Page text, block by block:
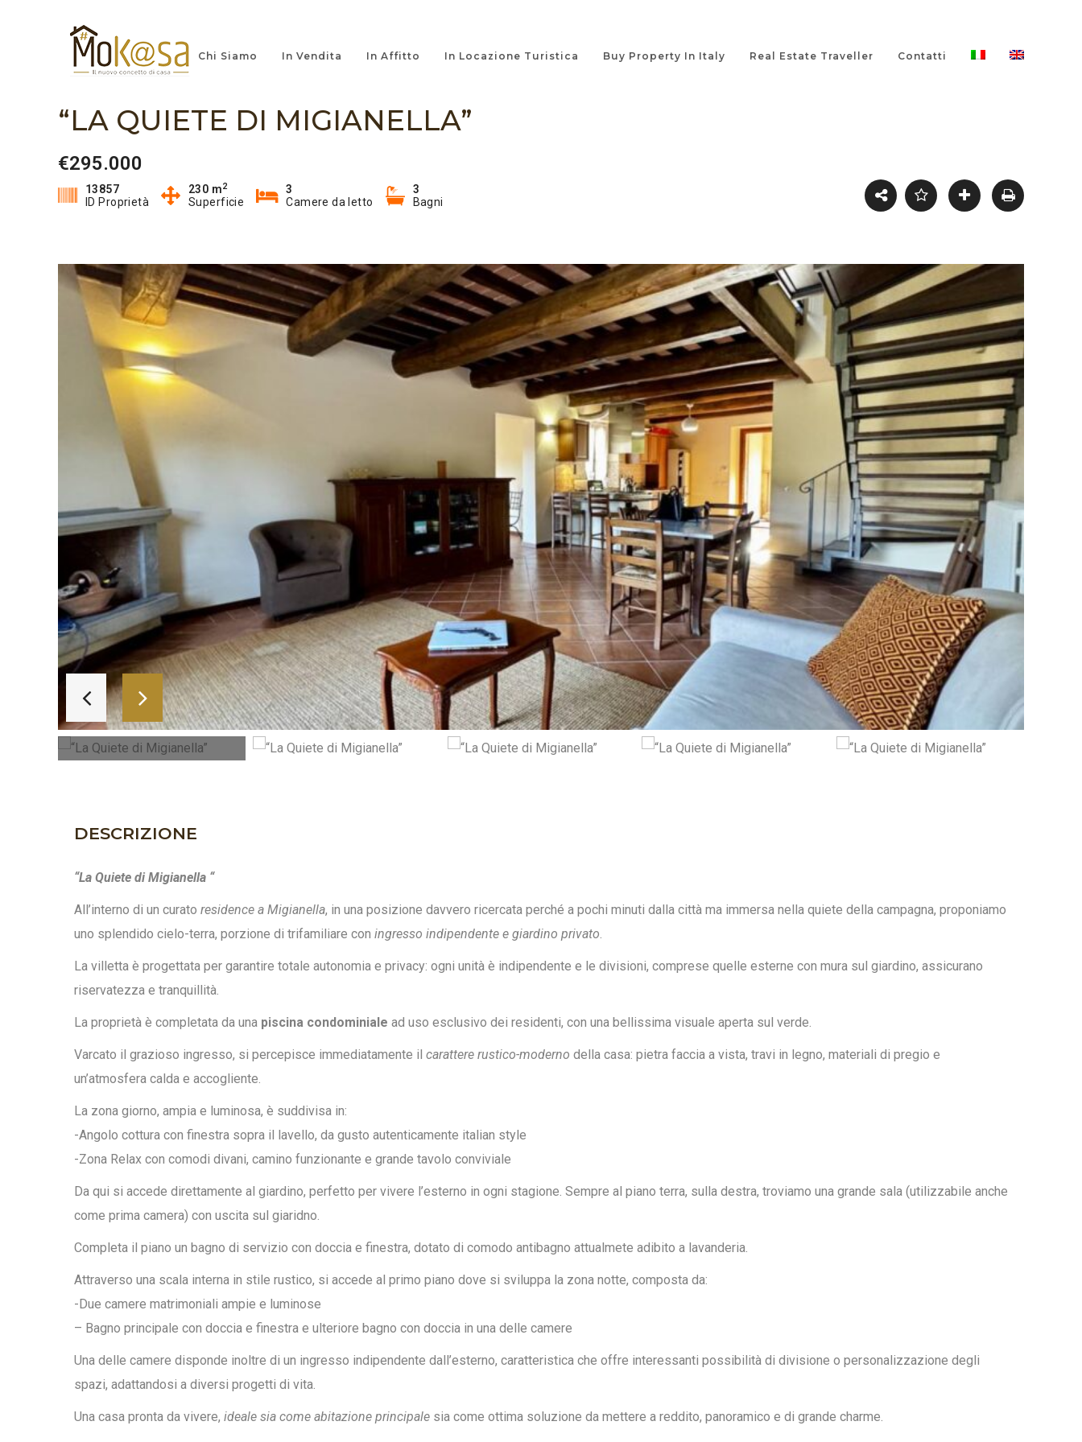
Chi Siamo In Vendita In Affitto In Locazione Turistica Buy Property In Italy Real Estate Traveller Contatti
“LA QUIETE DI MIGIANELLA”
€295.000
13857
ID Proprietà
230 m2
Superficie
3
Camere da letto
3
Bagni
DESCRIZIONE
“La Quiete di Migianella “
All’interno di un curato residence a Migianella, in una posizione davvero ricercata perché a pochi minuti dalla città ma immersa nella quiete della campagna, proponiamo
uno splendido cielo-terra, porzione di trifamiliare con ingresso indipendente e giardino privato.
La villetta è progettata per garantire totale autonomia e privacy: ogni unità è indipendente e le divisioni, comprese quelle esterne con mura sul giardino, assicurano
riservatezza e tranquillità.
La proprietà è completata da una piscina condominiale ad uso esclusivo dei residenti, con una bellissima visuale aperta sul verde.
Varcato il grazioso ingresso, si percepisce immediatamente il carattere rustico-moderno della casa: pietra faccia a vista, travi in legno, materiali di pregio e
un’atmosfera calda e accogliente.
La zona giorno, ampia e luminosa, è suddivisa in:
-Angolo cottura con finestra sopra il lavello, da gusto autenticamente italian style
-Zona Relax con comodi divani, camino funzionante e grande tavolo conviviale
Da qui si accede direttamente al giardino, perfetto per vivere l’esterno in ogni stagione. Sempre al piano terra, sulla destra, troviamo una grande sala (utilizzabile anche
come prima camera) con uscita sul giaridno.
Completa il piano un bagno di servizio con doccia e finestra, dotato di comodo antibagno attualmete adibito a lavanderia.
Attraverso una scala interna in stile rustico, si accede al primo piano dove si sviluppa la zona notte, composta da:
-Due camere matrimoniali ampie e luminose
– Bagno principale con doccia e finestra e ulteriore bagno con doccia in una delle camere
Una delle camere disponde inoltre di un ingresso indipendente dall’esterno, caratteristica che offre interessanti possibilità di divisione o personalizzazione degli
spazi, adattandosi a diversi progetti di vita.
Una casa pronta da vivere, ideale sia come abitazione principale sia come ottima soluzione da mettere a reddito, panoramico e di grande charme.